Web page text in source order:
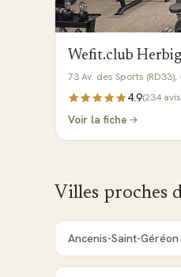
Wefit.club
73 Av. des Sports
4.9(234
Voir la fiche
Villes proches
Ancenis-Saint-Géréon